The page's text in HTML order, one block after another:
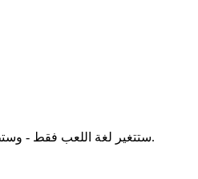
ستتغير لغة اللعب فقط - وستظل لغة المتصفح لديك كما هي.